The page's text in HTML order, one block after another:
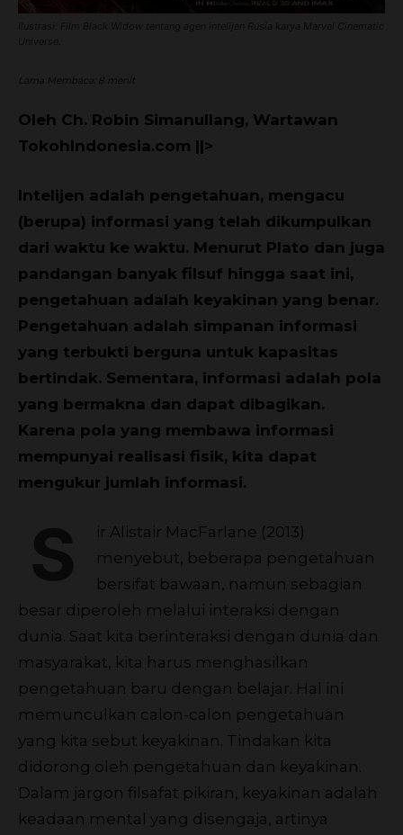
Lama Membaca: 8 menit
Oleh Ch. Robin Simanullang, Wartawan
TokohIndonesia.com ||>
Intelijen adalah pengetahuan, mengacu
(berupa) informasi yang telah dikumpulkan
dari waktu ke waktu. Menurut Plato dan juga
pandangan banyak filsuf hingga saat ini,
pengetahuan adalah keyakinan yang benar.
Pengetahuan adalah simpanan informasi
yang terbukti berguna untuk kapasitas
bertindak. Sementara, informasi adalah pola
yang bermakna dan dapat dibagikan.
Karena pola yang membawa informasi
mempunyai realisasi fisik, kita dapat
mengukur jumlah informasi.
ir Alistair MacFarlane (2013)
menyebut, beberapa pengetahuan
bersifat bawaan, namun sebagian
besar diperoleh melalui interaksi dengan
dunia. Saat kita berinteraksi dengan dunia dan
masyarakat, kita harus menghasilkan
pengetahuan baru dengan belajar. Hal ini
memunculkan calon-calon pengetahuan
yang kita sebut keyakinan. Tindakan kita
didorong oleh pengetahuan dan keyakinan.
Dalam jargon filsafat pikiran, keyakinan adalah
keadaan mental yang disengaja, artinya